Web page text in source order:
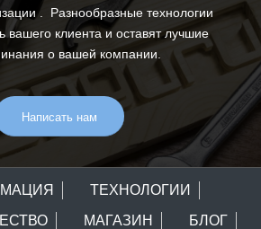
. Разнообразные технологии
вашего клиента и оставят лучшие
о вашей компании.
Написать нам
ТЕХНОЛОГИИ
МАГАЗИН
БЛОГ